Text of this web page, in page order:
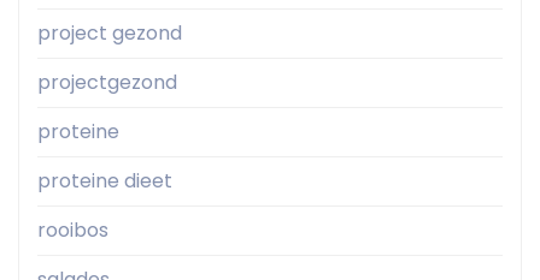
project gezond
projectgezond
proteine
proteine dieet
rooibos